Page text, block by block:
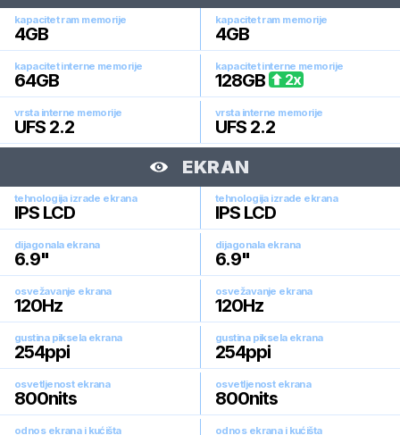
kapacitet ram memorije
4GB
kapacitet ram memorije
4GB
kapacitet interne memorije
64GB
kapacitet interne memorije
128GB 2x
vrsta interne memorije
UFS 2.2
vrsta interne memorije
UFS 2.2
EKRAN
tehnologija izrade ekrana
IPS LCD
tehnologija izrade ekrana
IPS LCD
dijagonala ekrana
6.9"
dijagonala ekrana
6.9"
osvežavanje ekrana
120Hz
osvežavanje ekrana
120Hz
gustina piksela ekrana
254ppi
gustina piksela ekrana
254ppi
osvetljenost ekrana
800nits
osvetljenost ekrana
800nits
odnos ekrana i kućišta odnos ekrana i kućišta